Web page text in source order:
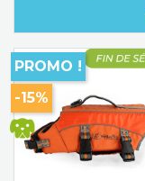
PROMO !
-15%
Poids de jambe